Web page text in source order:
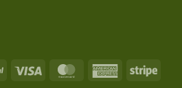
PayPal Visa MasterCardAmericanStripe